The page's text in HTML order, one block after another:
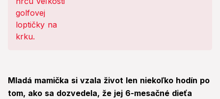
Mladá mamička si vzala život len niekoľko hodín po
tom, ako sa dozvedela, že jej 6-mesačné dieťa